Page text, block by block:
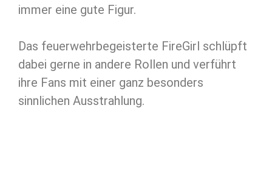
immer eine gute Figur.
Das feuerwehrbegeisterte FireGirl schlüpft
dabei gerne in andere Rollen und verführt
ihre Fans mit einer ganz besonders
sinnlichen Ausstrahlung.